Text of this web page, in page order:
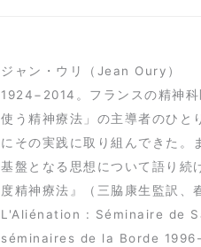
ジャン・ウリ（Jean Oury）
1924−2014。フランスの精神
使う精神療法」の主導者のひと
にその実践に取り組んできた。
基盤となる思想について語り続
度精神療法』（三脇康生監訳
L'Aliénation : Séminaire de
séminaires de la Borde